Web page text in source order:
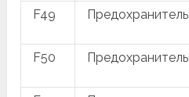
F49 Предохранитель
F50 Предохранитель